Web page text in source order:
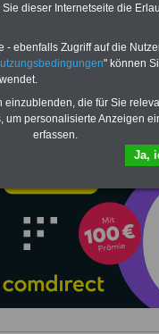
für engagierte
dieser Internetseite die
ebenfalls Zugriff auf die
" können
einzublenden, die für Sie
personalisierte Anzeigen
erfassen.
Ja,